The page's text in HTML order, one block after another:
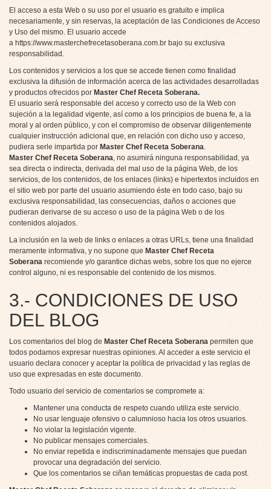
El acceso a esta Web o su uso por el usuario es gratuito e implica
necesariamente, y sin reservas, la aceptación de las Condiciones de Acceso
y Uso del mismo. El usuario accede
a https://www.masterchefrecetasoberana.com.br bajo su exclusiva
responsabilidad.
Los contenidos y servicios a los que se accede tienen como finalidad
exclusiva la difusión de información acerca de las actividades desarrolladas
y productos ofrecidos por Master Chef Receta Soberana.
El usuario será responsable del acceso y correcto uso de la Web con
sujeción a la legalidad vigente, así como a los principios de buena fe, a la
moral y al orden público, y con el compromiso de observar diligentemente
cualquier instrucción adicional que, en relación con dicho uso y acceso,
pudiera serle impartida por Master Chef Receta Soberana.
Master Chef Receta Soberana, no asumirá ninguna responsabilidad, ya
sea directa o indirecta, derivada del mal uso de la página Web, de los
servicios, de los contenidos, de los enlaces (links) e hipertextos incluidos en
el sitio web por parte del usuario asumiendo éste en todo caso, bajo su
exclusiva responsabilidad, las consecuencias, daños o acciones que
pudieran derivarse de su acceso o uso de la página Web o de los
contenidos alojados.
La inclusión en la web de links o enlaces a otras URLs, tiene una finalidad
meramente informativa, y no supone que Master Chef Receta
Soberana recomiende y/o garantice dichas webs, sobre los que no ejerce
control alguno, ni es responsable del contenido de los mismos.
3.- CONDICIONES DE USO
DEL BLOG
Los comentarios del blog de Master Chef Receta Soberana permiten que
todos podamos expresar nuestras opiniones. Al acceder a este servicio el
usuario declara conocer y aceptar la política de privacidad y las reglas de
uso que expresadas en este documento.
Todo usuario del servicio de comentarios se compromete a:
Mantener una conducta de respeto cuando utiliza este servicio.
No usar lenguaje ofensivo o calumnioso hacia los otros usuarios.
No violar la legislación vigente.
No publicar mensajes comerciales.
No enviar repetida e indiscriminadamente mensajes que puedan
provocar una degradación del servicio.
Que los comentarios se ciñan temáticas propuestas de cada post.